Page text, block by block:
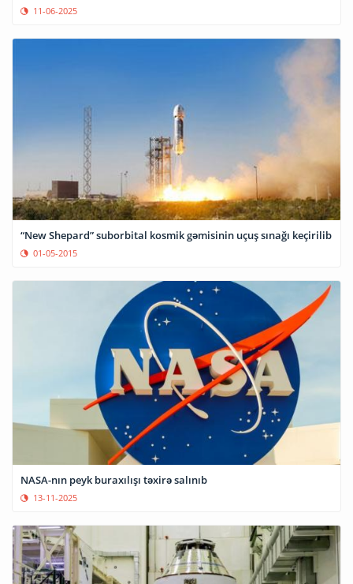
11-06-2025
“New Shepard” suborbital kosmik gəmisinin uçuş sınağı keçirilib
01-05-2015
NASA-nın peyk buraxılışı təxirə salınıb
13-11-2025